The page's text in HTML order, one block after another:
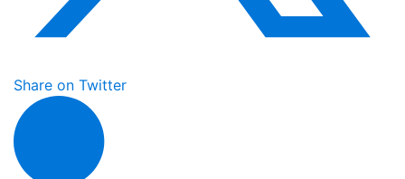
Share on Twitter